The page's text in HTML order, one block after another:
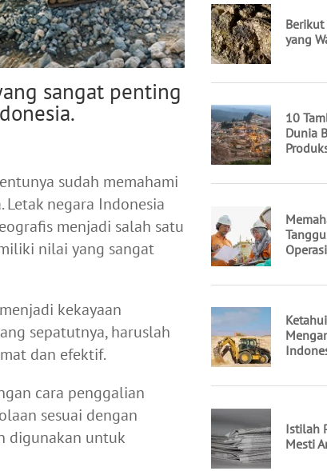
sangat penting
sudah memahami
negara Indonesia
menjadi salah satu
nilai yang sangat
kekayaan
sepatutnya, haruslah
dan efektif.
cara penggalian
sesuai dengan
digunakan untuk